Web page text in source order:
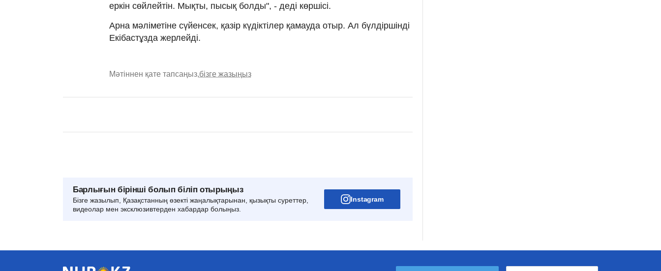
еркін сөйлейтін. Мықты, пысық болды", - деді көршісі.
Арна мәліметіне сүйенсек, қазір күдіктілер қамауда отыр. Ал бүлдіршінді
Екібастұзда жерлейді.
Мәтіннен қате тапсаңыз,бізге жазыңыз
Барлығын бірінші болып біліп отырыңыз
Бізге жазылып, Қазақстанның өзекті жаңалықтарынан, қызықты суреттер,
видеолар мен эксклюзивтерден хабардар болыңыз.
Instagram